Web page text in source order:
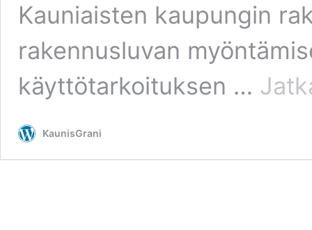
Kauniaisten kaupungin
rakennusluvan
käyttötarkoituksen …
KaunisGrani